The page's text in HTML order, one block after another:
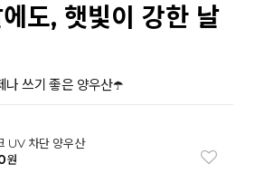
도, 햇빛이 강한 날
나 쓰기 좋은 양우산☂️
UV 차단 양우산
원